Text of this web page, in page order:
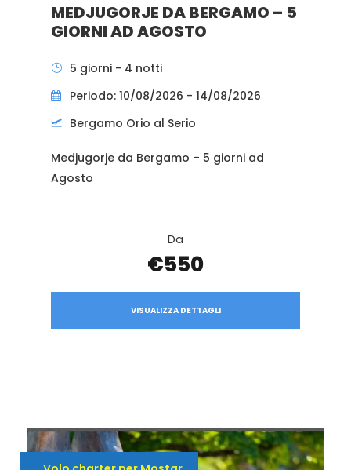
MEDJUGORJE DA BERGAMO – 5
GIORNI AD AGOSTO
5 giorni - 4 notti
Periodo: 10/08/2026 - 14/08/2026
Bergamo Orio al Serio
Medjugorje da Bergamo – 5 giorni ad
Agosto
Da
€550
VISUALIZZA DETTAGLI